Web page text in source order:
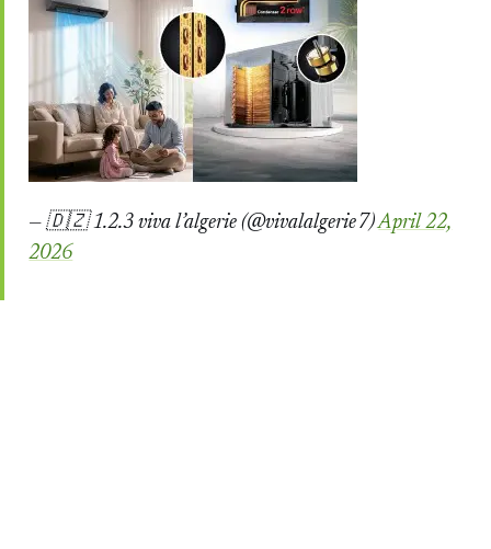
— 🇩🇿 1.2.3 viva l’algerie (@vivalalgerie7)April 22,
2026